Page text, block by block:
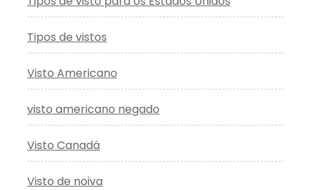
Tipos de vistos
Visto Americano
visto americano negado
Visto Canadá
Visto de noiva